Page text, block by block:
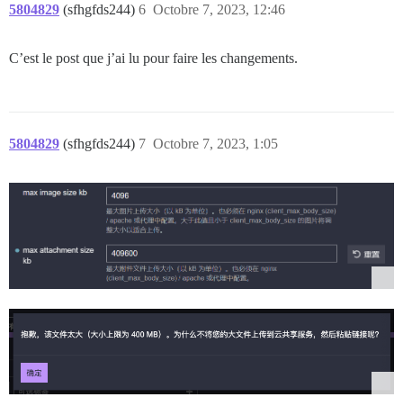
5804829 (sfhgfds244) Octobre 7, 2023, 12:46
6
C’est le post que j’ai lu pour faire les changements.
5804829 (sfhgfds244) Octobre 7, 2023, 1:05
7